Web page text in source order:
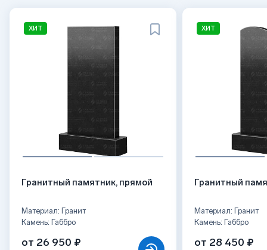
ХИТ
Гранитный памятник, прямой
Материал: Гранит
Камень: Габбро
от 26 950 ₽
ХИТ
Гранитный
Материал: Гранит
Камень: Габбро
от 28 450 ₽